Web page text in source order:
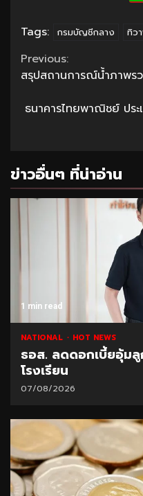
Tags: กรมบัญชีกลาง ทิว
Continue
Reading
Previous:
สรุปสถานการณ์น้ำภาพร
ธนาคารไทยพาณิชย์ ประ
ข่าวอื่นๆ ที่น่าอ่าน
1 min read
NATIONAL HOT NEWS
ธอส. ลดดอกเบี้ยอุ้ม
โรงเรียน
07/08/2026